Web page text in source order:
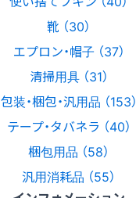
靴 （30）
エプロン・帽子 （37）
清掃用具 （31）
包装・梱包・汎用品 （153）
テープ・タバネラ （40）
梱包用品 （58）
汎用消耗品 （55）